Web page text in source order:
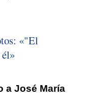
«"El
a José María